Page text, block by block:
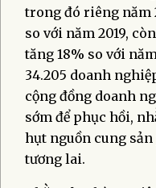
trong đó riêng năm
so với năm 2019,
tăng 18% so với
34.205 doanh
cộng đồng doanh
sớm để phục hồi,
hụt nguồn cung
tương lai.